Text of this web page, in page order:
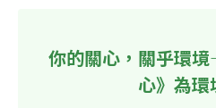
你的關心，關乎環
心》為環